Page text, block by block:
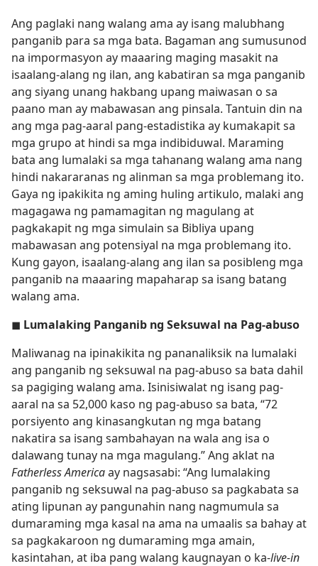
Ang paglaki nang walang ama ay isang malubhang
panganib para sa mga bata. Bagaman ang sumusunod
na impormasyon ay maaaring maging masakit na
isaalang-alang ng ilan, ang kabatiran sa mga panganib
ang siyang unang hakbang upang maiwasan o sa
paano man ay mabawasan ang pinsala. Tantuin din na
ang mga pag-aaral pang-estadistika ay kumakapit sa
mga grupo at hindi sa mga indibiduwal. Maraming
bata ang lumalaki sa mga tahanang walang ama nang
hindi nakararanas ng alinman sa mga problemang ito.
Gaya ng ipakikita ng aming huling artikulo, malaki ang
magagawa ng pamamagitan ng magulang at
pagkakapit ng mga simulain sa Bibliya upang
mabawasan ang potensiyal na mga problemang ito.
Kung gayon, isaalang-alang ang ilan sa posibleng mga
panganib na maaaring mapaharap sa isang batang
walang ama.
◼ Lumalaking Panganib ng Seksuwal na Pag-abuso
Maliwanag na ipinakikita ng pananaliksik na lumalaki
ang panganib ng seksuwal na pag-abuso sa bata dahil
sa pagiging walang ama. Isinisiwalat ng isang pag-
aaral na sa 52,000 kaso ng pag-abuso sa bata, “72
porsiyento ang kinasangkutan ng mga batang
nakatira sa isang sambahayan na wala ang isa o
dalawang tunay na mga magulang.” Ang aklat na
Fatherless Americaay nagsasabi: “Ang lumalaking
panganib ng seksuwal na pag-abuso sa pagkabata sa
ating lipunan ay pangunahin nang nagmumula sa
dumaraming mga kasal na ama na umaalis sa bahay at
sa pagkakaroon ng dumaraming mga amain,
kasintahan, at iba pang walang kaugnayan o ka-live-in